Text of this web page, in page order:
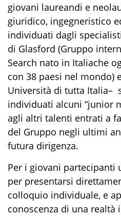
giovani laureandi e
giuridico, ingegneristico
individuati dagli
di Glasford (Gruppo
Search nato in Italiache
con 38 paesi nel mondo)
Università di tutta Italia–
individuati alcuni “junior
agli altri talenti entrati a
del Gruppo negli ultimi
futura dirigenza.
Per i giovani partecipanti
per presentarsi
colloquio individuale, e
conoscenza di una realtà